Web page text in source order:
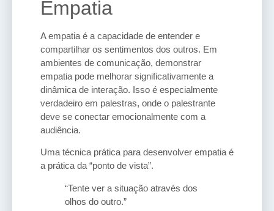
Empatia
A empatia é a capacidade de entender e
compartilhar os sentimentos dos outros. Em
ambientes de comunicação, demonstrar
empatia pode melhorar significativamente a
dinâmica de interação. Isso é especialmente
verdadeiro em palestras, onde o palestrante
deve se conectar emocionalmente com a
audiência.
Uma técnica prática para desenvolver empatia é
a prática da “ponto de vista”.
“Tente ver a situação através dos
olhos do outro.”